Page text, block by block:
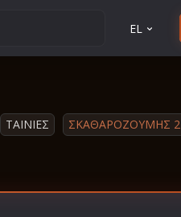
EL
ΤΑΙΝΙΕΣ ΣΚΑΘΑΡΟΖΟΥΜΗΣ 2